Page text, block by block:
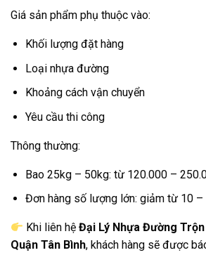
Giá sản phẩm phụ thuộc vào:
Khối lượng đặt hàng
Loại nhựa đường
Khoảng cách vận chuyển
Yêu cầu thi công
Thông thường:
Bao 25kg – 50kg: từ 120.000 –
Đơn hàng số lượng lớn: giảm từ 10 –
Khi liên hệĐại Lý Nhựa Đường
Quận Tân Bình, khách hàng sẽ được